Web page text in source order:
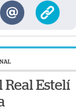
Estelí